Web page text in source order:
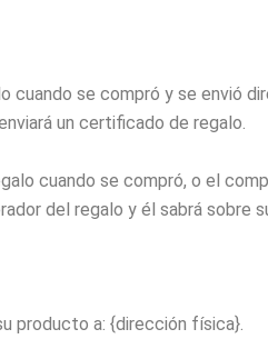
cuando se compró y se envió
un certificado de regalo.
cuando se compró, o el
del regalo y él sabrá sobre
producto a: {dirección física}.